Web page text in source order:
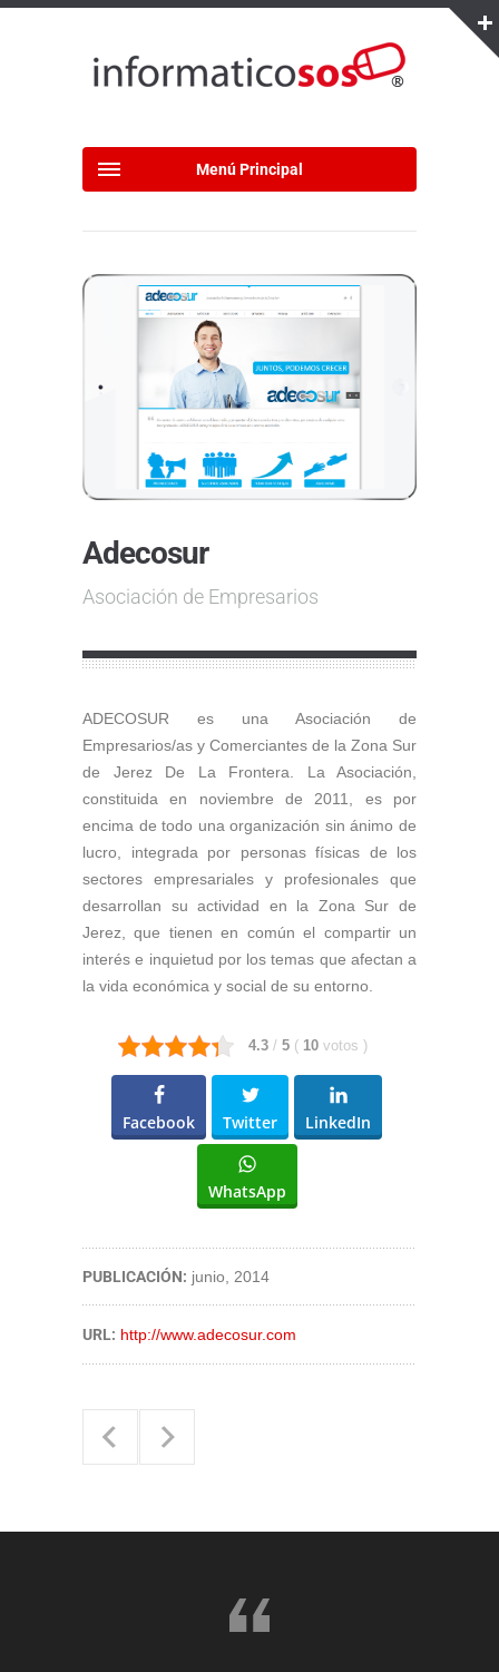
Menú Principal
Adecosur
Asociación de Empresarios
ADECOSUR es una Asociación de
Empresarios/as y Comerciantes de la Zona Sur
de Jerez De La Frontera. La Asociación,
constituida en noviembre de 2011, es por
encima de todo una organización sin ánimo de
lucro, integrada por personas físicas de los
sectores empresariales y profesionales que
desarrollan su actividad en la Zona Sur de
Jerez, que tienen en común el compartir un
interés e inquietud por los temas que afectan a
la vida económica y social de su entorno.
4.3 / 5 ( 10 votos )
Facebook Twitter LinkedIn
WhatsApp
PUBLICACIÓN: junio, 2014
URL: http://www.adecosur.com